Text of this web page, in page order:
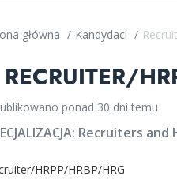
główna / Kandydaci /
RECRUITER/
ponad 30 dni temu
Recruiters and
HRPP/HRBP/HRG